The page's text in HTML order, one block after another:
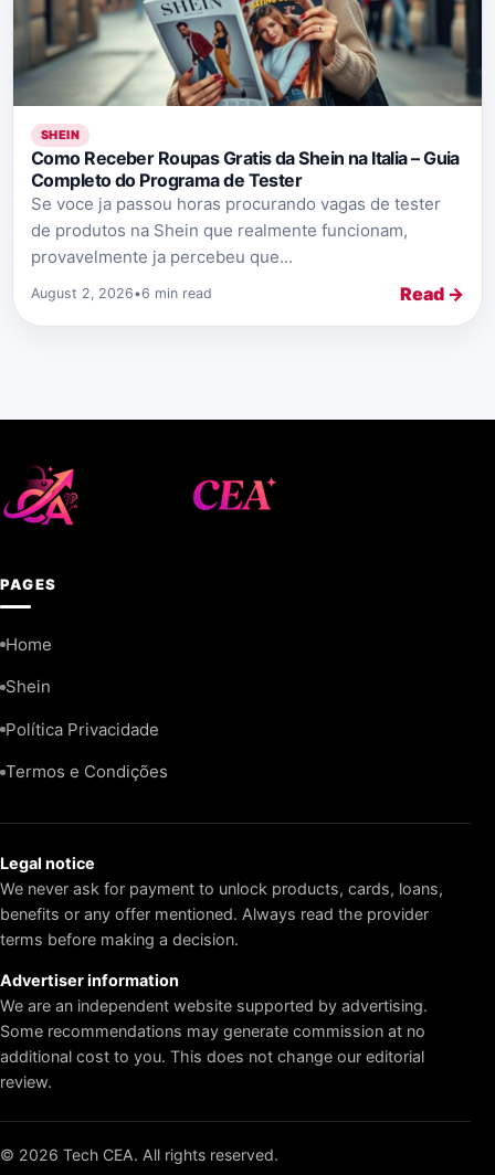
SHEIN
Como Receber Roupas Gratis da Shein na Italia – Guia
Completo do Programa de Tester
Se voce ja passou horas procurando vagas de tester
de produtos na Shein que realmente funcionam,
provavelmente ja percebeu que...
August 2, 2026•6 min read Read →
PAGES
Home
Shein
Política Privacidade
Termos e Condições
Legal notice
We never ask for payment to unlock products, cards, loans,
benefits or any offer mentioned. Always read the provider
terms before making a decision.
Advertiser information
We are an independent website supported by advertising.
Some recommendations may generate commission at no
additional cost to you. This does not change our editorial
review.
© 2026 Tech CEA. All rights reserved.